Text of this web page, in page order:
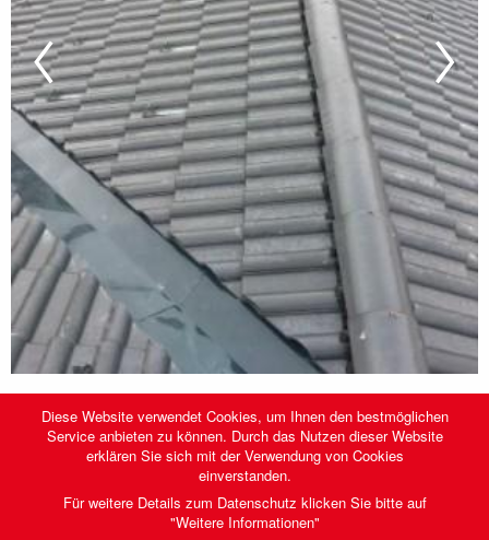
Previous
Slide
VILLACH
Diese Website verwendet Cookies, um Ihnen den bestmöglichen
Service anbieten zu können. Durch das Nutzen dieser Website
erklären Sie sich mit der Verwendung von Cookies
einverstanden.
Für weitere Details zum Datenschutz klicken Sie bitte auf
"Weitere Informationen"